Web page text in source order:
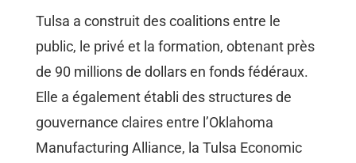
Tulsa a construit des coalitions entre le
public, le privé et la formation, obtenant près
de 90 millions de dollars en fonds fédéraux.
Elle a également établi des structures de
gouvernance claires entre l’Oklahoma
Manufacturing Alliance, la Tulsa Economic